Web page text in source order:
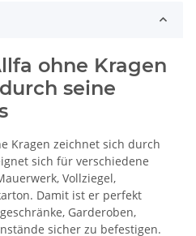
ohne Kragen
seine
Kragen zeichnet sich durch
sich für verschiedene
Vollziegel,
Damit ist er perfekt
Garderoben,
sicher zu befestigen.